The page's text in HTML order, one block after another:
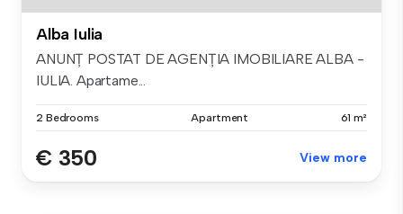
Alba Iulia
ANUNȚ POSTAT DE AGENȚIA IMOBILIARE ALBA -
IULIA. Apartame...
2 Bedrooms Apartment 61 m²
€ 350 View more